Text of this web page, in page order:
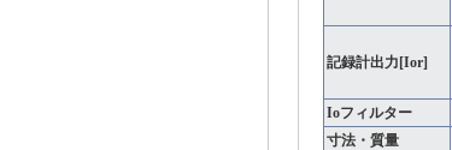
記録計出力[Ior]
Ioフィルター
寸法・質量